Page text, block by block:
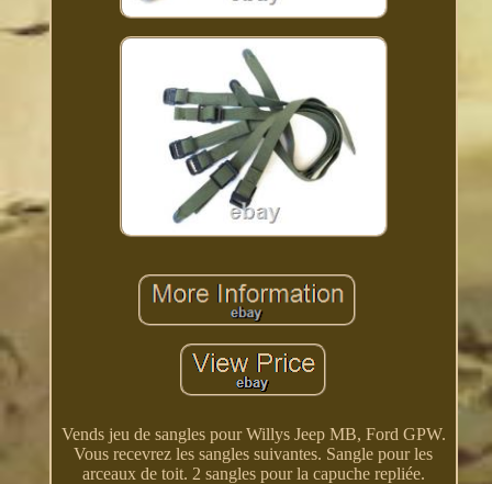
Vends jeu de sangles pour Willys Jeep MB, Ford GPW.
Vous recevrez les sangles suivantes. Sangle pour les
arceaux de toit. 2 sangles pour la capuche repliée.